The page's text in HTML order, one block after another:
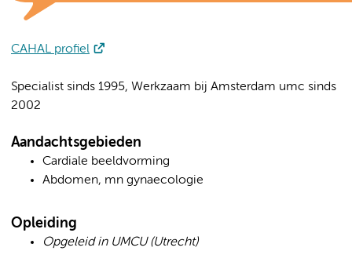
CAHAL profiel
Specialist sinds 1995, Werkzaam bij Amsterdam umc sinds
2002
Aandachtsgebieden
Cardiale beeldvorming
Abdomen, mn gynaecologie
Opleiding
Opgeleid in UMCU (Utrecht)